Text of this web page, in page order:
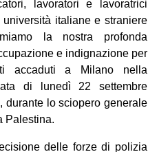
AMBIENTE
ANTIFASCISMO
DIRITTO ALL’ABITARE
MIGRAZIONI
PRECARIATO
REPRESSIONE
lavoratori e lavoratrici
università italiane e straniere
la nostra profonda
e indignazione per
accaduti a Milano nella
di lunedì 22 settembre
durante lo sciopero generale
Palestina.
delle forze di polizia